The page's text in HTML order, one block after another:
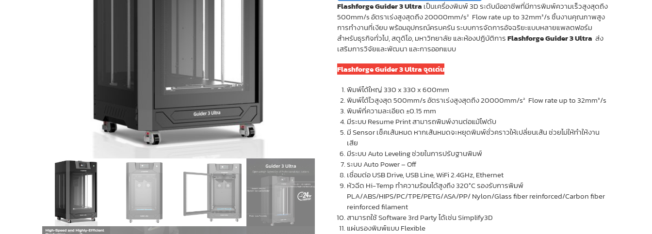
Flashforge Guider 3 Ultra เป็นเครื่องพิมพ์ 3D ระดับมืออาชีพที่มีการพิมพ์ความเร็วสูงสุดถึง
500mm/s อัตราเร่งสูงสุดถึง 20000mm/s² Flow rate up to 32mm³/s ชิ้นงานคุณภาพสูง
การทำงานที่เงียบ พร้อมอุปกรณ์ครบครัน ระบบการจัดการอัจฉริยะแบบหลายแพลตฟอร์ม
สำหรับธุรกิจทั่วไป, สตูดิโอ, มหาวิทยาลัย และห้องปฏิบัติการFlashforge Guider 3 Ultra ส่ง
เสริมการวิจัยและพัฒนา และการออกแบบ
Flashforge Guider 3 Ultra จุดเด่น
พิมพ์ได้ใหญ่ 330 x 330 x 600mm
พิมพ์ได้ไวสูงสุด 500mm/s อัตราเร่งสูงสุดถึง 20000mm/s² Flow rate up to 32mm³/s
พิมพ์ที่ความละเอียด ±0.15 mm
มีระบบ Resume Print สามารถพิมพ์งานต่อแม้ไฟดับ
มี Sensor เช็คเส้นหมด หากเส้นหมดจะหยุดพิมพ์ชั่วคราวให้เปลี่ยนเส้น ช่วยไม่ให้ทำให้งาน
เสีย
มีระบบ Auto Leveling ช่วยในการปรับฐานพิมพ์
ระบบ Auto Power – Off
เชื่อมต่อ USB Drive, USB Line, WiFi 2.4GHz, Ethernet
หัวฉีด Hi-Temp ทำความร้อนได้สูงถึง 320°C รองรับการพิมพ์
PLA/ABS/HIPS/PC/TPE/PETG/ASA/PP/ Nylon/Glass fiber reinforced/Carbon fiber
reinforced filament
สามารถใช้ Software 3rd Party ได้เช่น Simplify3D
แผ่นรองพิมพ์แบบ Flexible